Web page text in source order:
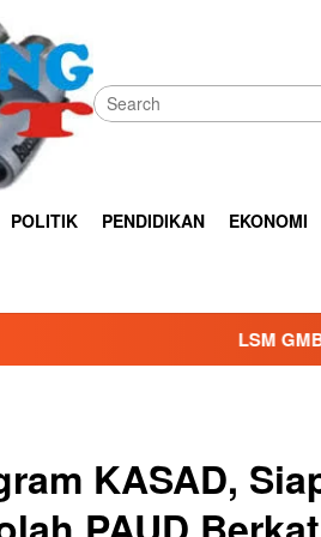
POLITIK PENDIDIKAN EKONOMI
LSM GMBI Bersama Polda
KASAD,